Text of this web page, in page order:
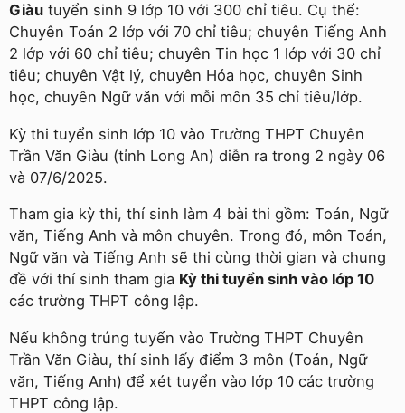
Giàu tuyển sinh 9 lớp 10 với 300 chỉ tiêu. Cụ thể:
Chuyên Toán 2 lớp với 70 chỉ tiêu; chuyên Tiếng Anh
2 lớp với 60 chỉ tiêu; chuyên Tin học 1 lớp với 30 chỉ
tiêu; chuyên Vật lý, chuyên Hóa học, chuyên Sinh
học, chuyên Ngữ văn với mỗi môn 35 chỉ tiêu/lớp.
Kỳ thi tuyển sinh lớp 10 vào Trường THPT Chuyên
Trần Văn Giàu (tỉnh Long An) diễn ra trong 2 ngày 06
và 07/6/2025.
Tham gia kỳ thi, thí sinh làm 4 bài thi gồm: Toán, Ngữ
văn, Tiếng Anh và môn chuyên. Trong đó, môn Toán,
Ngữ văn và Tiếng Anh sẽ thi cùng thời gian và chung
đề với thí sinh tham gia Kỳ thi tuyển sinh vào lớp 10
các trường THPT công lập.
Nếu không trúng tuyển vào Trường THPT Chuyên
Trần Văn Giàu, thí sinh lấy điểm 3 môn (Toán, Ngữ
văn, Tiếng Anh) để xét tuyển vào lớp 10 các trường
THPT công lập.